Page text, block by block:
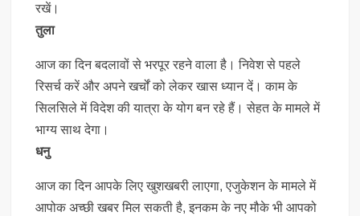
रखें।
तुला
आज का दिन बदलावों से भरपूर रहने वाला है। निवेश से पहले
रिसर्च करें और अपने खर्चों को लेकर खास ध्यान दें। काम के
सिलसिले में विदेश की यात्रा के योग बन रहे हैं। सेहत के मामले में
भाग्य साथ देगा।
धनु
आज का दिन आपके लिए खुशखबरी लाएगा, एजुकेशन के मामले में
आपोक अच्छी खबर मिल सकती है, इनकम के नए मौके भी आपको